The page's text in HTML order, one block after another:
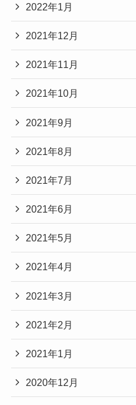
2022年1月
2021年12月
2021年11月
2021年10月
2021年9月
2021年8月
2021年7月
2021年6月
2021年5月
2021年4月
2021年3月
2021年2月
2021年1月
2020年12月